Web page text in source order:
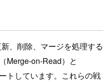
、削除、マージを処理する
Merge-on-Read）と
トしています。これらの戦